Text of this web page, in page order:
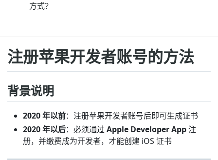
方式？
注册苹果开发者账号的方法
背景说明
2020 年以前：注册苹果开发者账号后即可生成证书
2020 年以后：必须通过 Apple Developer App注
册，并缴费成为开发者，才能创建 iOS 证书